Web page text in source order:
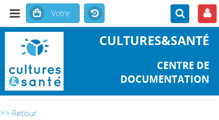
CULTURES&SANTÉ
CENTRE DE
DOCUMENTATION
>> Retour